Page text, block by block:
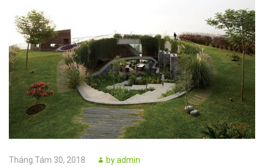
Posted
Tháng Tám 30, 2018 Author
byadmin